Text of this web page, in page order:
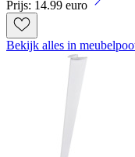
Prijs: 14.99 euro
Bekijk alles in